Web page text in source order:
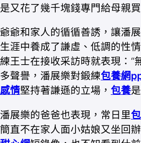
是又花了幾千塊錢專門給母親
爺爺和家人的循循善誘，讓潘
生涯中養成了謙虛、低調的性
練王士在接收采訪時就表現：“
多聲譽，潘展樂對鍛練包養網
感情堅持著謙遜的立場， 包養
潘展樂的爸爸也表現，常日里
簡直不在家人面小姑娘又坐回